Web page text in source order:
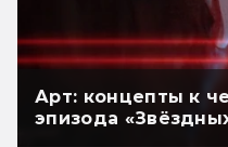
Арт: концепты к
эпизода